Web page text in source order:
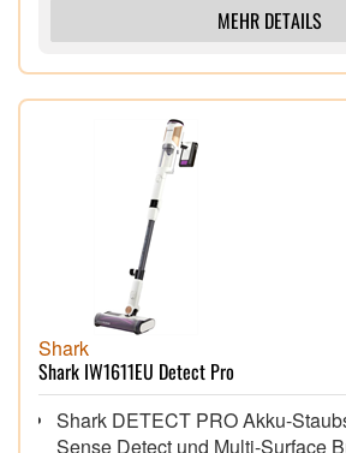
MEHR DETAILS
Shark
Shark IW1611EU Detect Pro
Shark DETECT PRO Akku-
Sense Detect und Multi-Surface